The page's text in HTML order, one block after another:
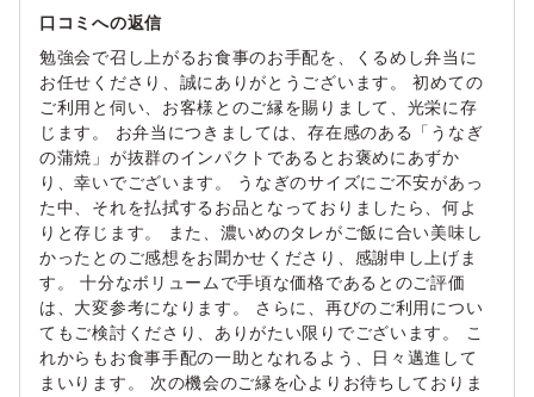
口コミへの返信
勉強会で召し上がるお食事のお手配を、くるめし弁当に
お任せくださり、誠にありがとうございます。 初めての
ご利用と伺い、お客様とのご縁を賜りまして、光栄に存
じます。 お弁当につきましては、存在感のある「うなぎ
の蒲焼」が抜群のインパクトであるとお褒めにあずか
り、幸いでございます。 うなぎのサイズにご不安があっ
た中、それを払拭するお品となっておりましたら、何よ
りと存じます。 また、濃いめのタレがご飯に合い美味し
かったとのご感想をお聞かせくださり、感謝申し上げま
す。 十分なボリュームで手頃な価格であるとのご評価
は、大変参考になります。 さらに、再びのご利用につい
てもご検討くださり、ありがたい限りでございます。 こ
れからもお食事手配の一助となれるよう、日々邁進して
まいります。 次の機会のご縁を心よりお待ちしておりま